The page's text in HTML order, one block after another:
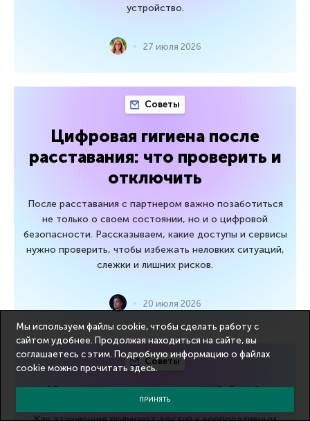
устройство.
27 июля 2026
Советы
Цифровая гигиена после
расставания: что проверить и
отключить
После расставания с партнером важно позаботиться
не только о своем состоянии, но и о цифровой
безопасности. Рассказываем, какие доступы и сервисы
нужно проверить, чтобы избежать неловких ситуаций,
слежки и лишних рисков.
20 июля 2026
Советы
Кража почты через OAuth
Мы используем файлы cookie, чтобы сделать работу с
сайтом удобнее. Продолжая находиться на сайте, вы
соглашаетесь с этим. Подробную информацию о файлах
cookie можно прочитатьздесь.
ПРИНЯТЬ